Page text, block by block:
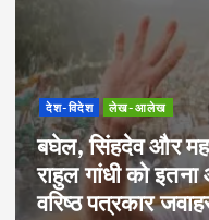
देश-विदेश लेख-आलेख
बघेल, सिंहदेव और
राहुल गांधी को
वरिष्ठ पत्रकार